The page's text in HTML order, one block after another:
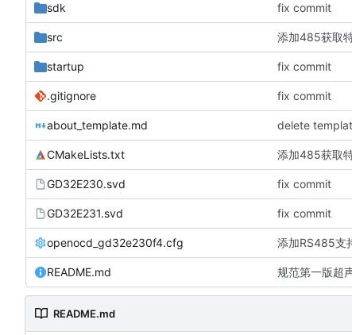
sdk fix commit
src 添加485获取
startup fix commit
.gitignore fix commit
about_template.md delete
CMakeLists.txt 添加485获取
GD32E230.svd fix commit
GD32E231.svd fix commit
openocd_gd32e230f4.cfg 添加RS485支
README.md
README.md